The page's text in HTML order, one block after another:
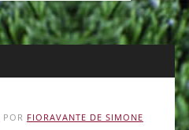
POR FIORAVANTE DE SIMONE